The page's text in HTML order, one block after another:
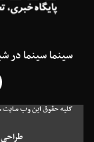
سینما سینما در
کلیه حقوق این وب سایت